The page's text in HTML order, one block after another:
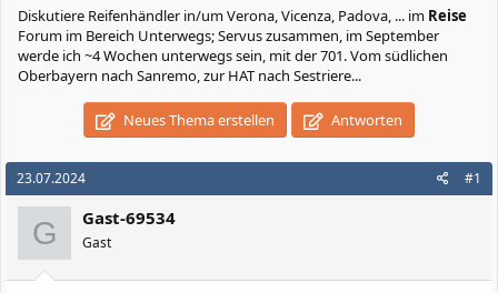
Diskutiere Reifenhändler in/um Verona, Vicenza, Padova, ... im Reise
Forum im Bereich Unterwegs; Servus zusammen, im September
werde ich ~4 Wochen unterwegs sein, mit der 701. Vom südlichen
Oberbayern nach Sanremo, zur HAT nach Sestriere...
Neues Thema erstellen Antworten
23.07.2024 #1
G Gast-69534
Gast